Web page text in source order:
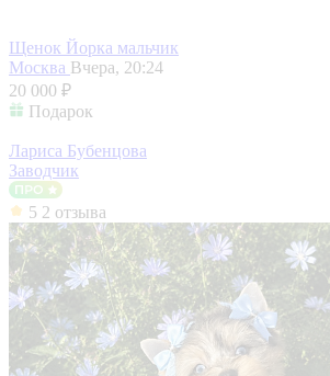
Щенок Йорка мальчик
Москва Вчера, 20:24
20 000 ₽
Подарок
Лариса Бубенцова
Заводчик
5 2 отзыва